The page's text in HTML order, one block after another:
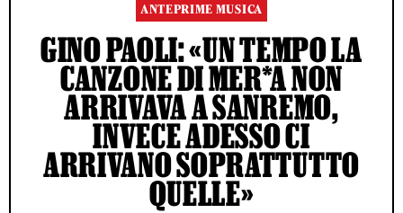
ANTEPRIME MUSICA
GINO PAOLI: «UN TEMPO LA
CANZONE DI MER*A NON
ARRIVAVA A SANREMO,
INVECE ADESSO CI
ARRIVANO SOPRATTUTTO
QUELLE»